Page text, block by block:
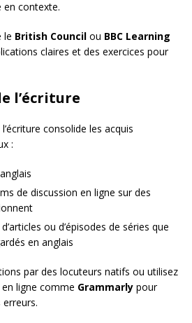
en contexte.
le British Council ou BBC Learning
claires et des exercices pour
l’écriture
consolide les acquis
:
de discussion en ligne sur des
ou d’épisodes de séries que
en anglais
par des locuteurs natifs ou utilisez
ligne comme Grammarly pour